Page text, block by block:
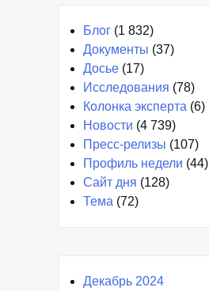
Блог (1 832)
Документы (37)
Досье (17)
Исследования (78)
Колонка эксперта (6)
Новости (4 739)
Пресс-релизы (107)
Профиль недели (44)
Сайт дня (128)
Тема (72)
Декабрь 2024